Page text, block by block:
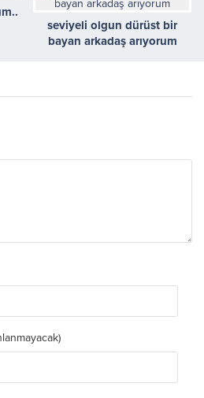
seviyeli olgun dürüst bir
bayan arkadaş arıyorum